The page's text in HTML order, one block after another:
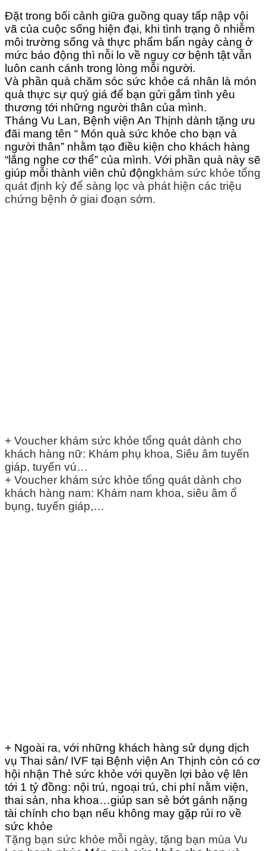
Đặt trong bối cảnh giữa guồng quay tấp nập vội
vã của cuộc sống hiện đại, khi tình trạng ô nhiễm
môi trường sống và thực phẩm bẩn ngày càng ở
mức báo động thì nỗi lo về nguy cơ bệnh tật vẫn
luôn canh cánh trong lòng mỗi người.
Và phần quà chăm sóc sức khỏe cá nhân là món
quà thực sự quý giá để bạn gửi gắm tình yêu
thương tới những người thân của mình.
Tháng Vu Lan, Bệnh viện An Thịnh dành tặng ưu
đãi mang tên “ Món quà sức khỏe cho bạn và
người thân” nhằm tạo điều kiện cho khách hàng
“lắng nghe cơ thể” của mình. Với phần quà này sẽ
giúp mỗi thành viên chủ độngkhám sức khỏe tổng
quát định kỳ để sàng lọc và phát hiện các triệu
chứng bệnh ở giai đoạn sớm.
+ Voucher khám sức khỏe tổng quát dành cho
khách hàng nữ: Khám phụ khoa, Siêu âm tuyến
giáp, tuyến vú…
+ Voucher khám sức khỏe tổng quát dành cho
khách hàng nam: Khám nam khoa, siêu âm ổ
bụng, tuyến giáp,…
+ Ngoài ra, với những khách hàng sử dụng dịch
vụ Thai sản/ IVF tại Bệnh viện An Thịnh còn có cơ
hội nhận Thẻ sức khỏe với quyền lợi bảo vệ lên
tới 1 tỷ đồng: nội trú, ngoại trú, chi phí nằm viện,
thai sản, nha khoa…giúp san sẻ bớt gánh nặng
tài chính cho bạn nếu không may gặp rủi ro về
sức khỏe
Tặng bạn sức khỏe mỗi ngày, tặng bạn mùa Vu